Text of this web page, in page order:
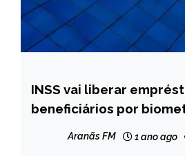
BRASIL
NOTÍCIAS
INSS vai liberar
beneficiários por
Aranãs FM 1 ano ago